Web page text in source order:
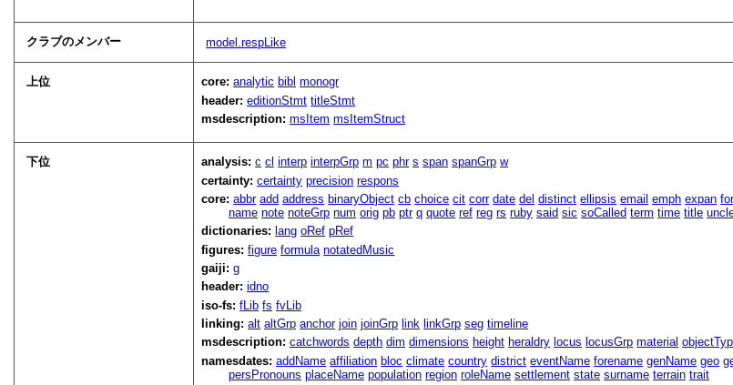
クラブのメンバー model.respLike
上位 core:analytic bibl monogr
header:editionStmt titleStmt
msdescription:msItem msItemStruct
下位 analysis:c cl interp interpGrp m pc phr s span spanGrp w
certainty:certainty precision respons
core:abbr add address binaryObject cb choice cit corr date del distinct ellipsis email emph expan
name note noteGrp num orig pb ptr q quote ref reg rs ruby said sic soCalled term time title
dictionaries: lang oRef pRef
figures:figure formula notatedMusic
gaiji:g
header:idno
iso-fs:fLib fs fvLib
linking:alt altGrp anchor join joinGrp link linkGrp seg timeline
msdescription:catchwords depth dim dimensions height heraldry locus locusGrp material
namesdates:addName affiliation bloc climate country district eventName forename genName geo
persPronouns placeName population region roleName settlement state surname terrain trait